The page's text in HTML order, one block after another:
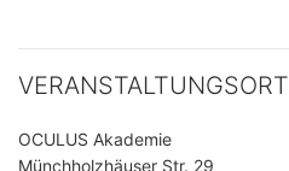
VERANSTALTUNGSORT
OCULUS Akademie
Münchholzhäuser Str. 29